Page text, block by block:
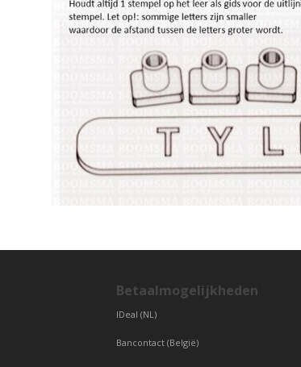
Betaalmogelijkheden
IDeal (NL)
Bancontact (België)